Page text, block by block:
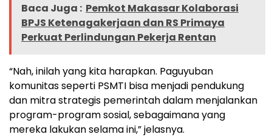
Baca Juga : Pemkot Makassar Kolaborasi
BPJS Ketenagakerjaan dan RS Primaya
Perkuat Perlindungan Pekerja Rentan
“Nah, inilah yang kita harapkan. Paguyuban
komunitas seperti PSMTI bisa menjadi pendukung
dan mitra strategis pemerintah dalam menjalankan
program-program sosial, sebagaimana yang
mereka lakukan selama ini,” jelasnya.